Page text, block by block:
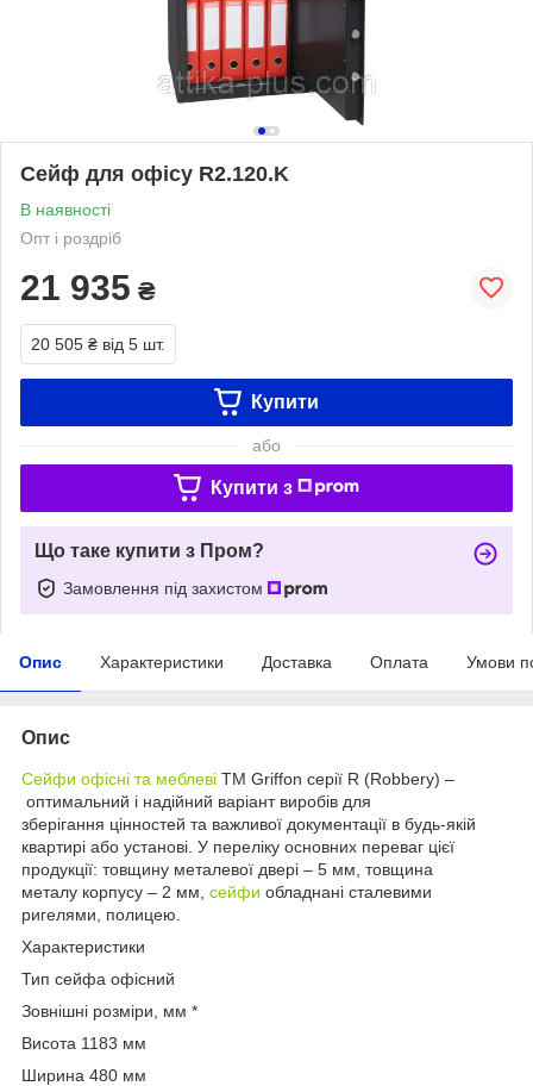
Сейф для офісу R2.120.K
В наявності
Опт і роздріб
21 935 ₴
20 505 ₴ від 5 шт.
Купити
або
Купити з
Що таке купити з Пром?
Замовлення під захистом
Опис Характеристики Доставка Оплата Умови
Опис
Сейфи офісні та меблеві TM Griffon серії R (Robbery) –
оптимальний і надійний варіант виробів для
зберігання цінностей та важливої документації в будь-якій
квартирі або установі. У переліку основних переваг цієї
продукції: товщину металевої двері – 5 мм, товщина
металу корпусу – 2 мм, сейфи обладнані сталевими
ригелями, полицею.
Характеристики
Тип сейфа офісний
Зовнішні розміри, мм *
Висота 1183 мм
Ширина 480 мм